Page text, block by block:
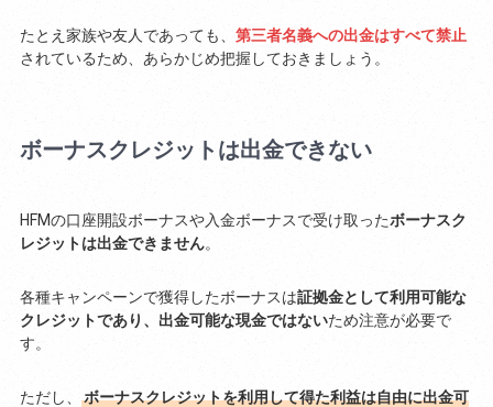
たとえ家族や友人であっても、 第三者名義への出金はすべて禁止
されているため、あらかじめ把握しておきましょう。
ボーナスクレジットは出金できない
HFMの口座開設ボーナスや入金ボーナスで受け取ったボーナスク
レジットは出金できません。
各種キャンペーンで獲得したボーナスは証拠金として利用可能な
クレジットであり、出金可能な現金ではないため注意が必要で
す。
ただし、
ボーナスクレジットを利用して得た利益は自由に出金可